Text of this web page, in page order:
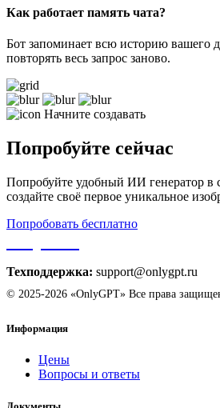
Как работает память чата?
Бот запоминает всю историю вашего
повторять весь запрос заново.
Начните создавать
Попробуйте сейчас
Попробуйте удобный ИИ генератор в
создайте своё первое уникальное
Попробовать бесплатно
Техподдержка: support@onlygpt.ru
© 2025-2026 «OnlyGPT» Все права
Информация
Цены
Вопросы и ответы